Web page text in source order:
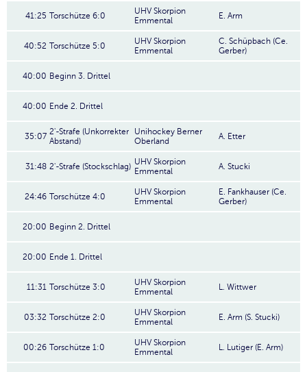
41:25 Torschütze 6:0
UHV Skorpion
Emmental
E. Arm
40:52 Torschütze 5:0
UHV Skorpion
Emmental
C. Schüpbach (Ce.
Gerber)
40:00 Beginn 3. Drittel
40:00 Ende 2. Drittel
35:07 2'-Strafe (Unkorrekter
Abstand)
Unihockey Berner
Oberland
A. Etter
31:48 2'-Strafe (Stockschlag) UHV Skorpion
Emmental
A. Stucki
24:46 Torschütze 4:0
UHV Skorpion
Emmental
E. Fankhauser (Ce.
Gerber)
20:00 Beginn 2. Drittel
20:00 Ende 1. Drittel
11:31 Torschütze 3:0
UHV Skorpion
Emmental
L. Wittwer
03:32 Torschütze 2:0
UHV Skorpion
Emmental
E. Arm (S. Stucki)
00:26 Torschütze 1:0
UHV Skorpion
Emmental
L. Lutiger (E. Arm)